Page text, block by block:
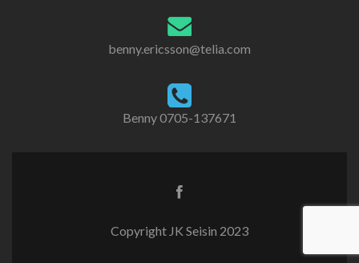
benny.ericsson@telia.com
Benny 0705-137671
Copyright JK Seisin 2023